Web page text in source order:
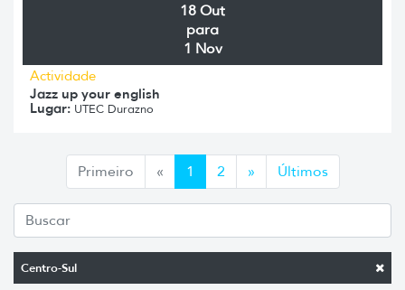
Centro-Sul
18 Out
para
1 Nov
Actividade
Jazz up your english
Lugar: UTEC Durazno
Primeiro «Anterior
1 2 »Siguiente
Últimos